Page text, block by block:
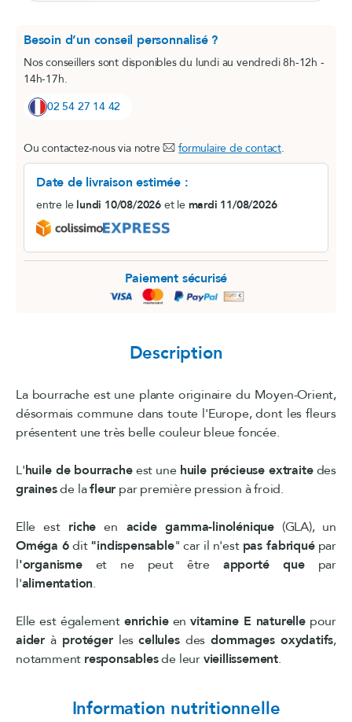
Besoin d’un conseil personnalisé ?
Nos conseillers sont disponibles du lundi au vendredi 8h-12h -
14h-17h.
02 54 27 14 42
Ou contactez-nous via notre formulaire de contact.
Date de livraison estimée :
entre le lundi 10/08/2026 et le mardi 11/08/2026
Paiement sécurisé
Description
La bourrache est une plante originaire du Moyen-Orient,
désormais commune dans toute l'Europe, dont les fleurs
présentent une très belle couleur bleue foncée.
L'huile de bourracheest une huile précieuse extraitedes
grainesde lafleur par première pression à froid.
Elle estriche en acide gamma-linolénique(GLA), un
Oméga 6dit "indispensable" car il n'est pas fabriquépar
l'organismeet ne peut être apporté quepar
l'alimentation.
Elle est égalementenrichieenvitamine E naturellepour
aideràprotéger lescellules des dommages oxydatifs,
notamment responsablesde leurvieillissement.
Information nutritionnelle